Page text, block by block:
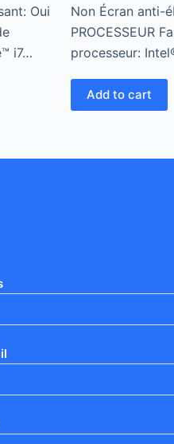
Oui
i7…
Non Écran anti-
PROCESSEUR
processeur:
Add to cart